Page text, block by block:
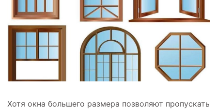
Хотя окна большего размера позволяют пропускать